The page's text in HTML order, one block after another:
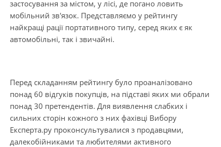
застосування за містом, у лісі, де погано ловить
мобільний зв'язок. Представляємо у рейтингу
найкращі рації портативного типу, серед яких є як
автомобільні, так і звичайні.
Перед складанням рейтингу було проаналізовано
понад 60 відгуків покупців, на підставі яких ми обрали
понад 30 претендентів. Для виявлення слабких і
сильних сторін кожного з них фахівці Вибору
Експерта.ру проконсультувалися з продавцями,
далекобійниками та любителями активного